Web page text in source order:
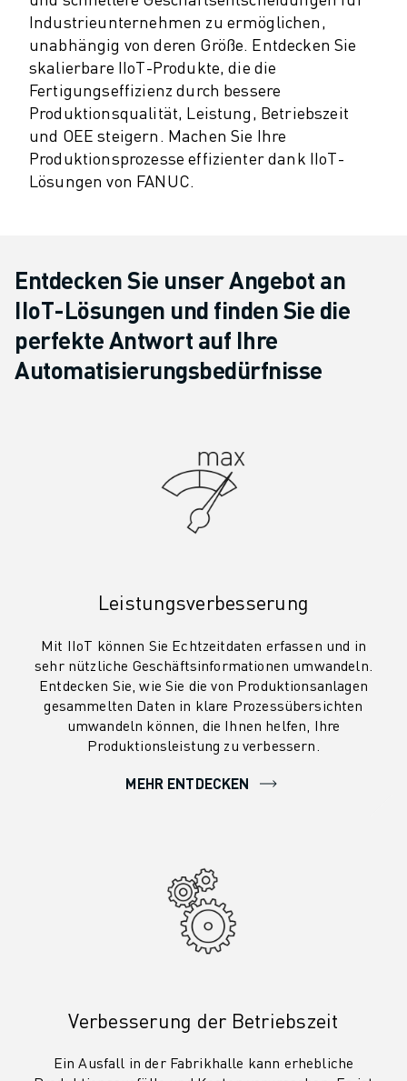
FALLBEISPIELE
LÖSUNGEN
BRANCHEN
ALLE BRANCHEN
LUFT- UND RAUMFAHRT
AUTOMOBIL
ELEKTRISCHE FAHRZEUGE
ELEKTRONIK
LAGERHALTUNG, LOGISTIK, POST & PAKET
APPLIKATIONEN
ALLE APPLIKATIONEN
5-ACHS-BEARBEITUNG
LICHTBOGENSCHWEISSEN
HOCHGESCHWINDIGKEITSBOHREN UND -GEWINDESCHNEIDEN
PUNKTSCHWEISSEN
VISION INSPEKTION
DRAHTERODIERMASCHINE
FALLBEISPIELE
KUNDENDIENST
KUNDENBETREUUNG
DOWNLOAD CENTER » MYFANUC
BRANCHEN-LÖSUNGEN
WORLDSKILLS & YOUNG TALENTS
Industrieunternehmen zu ermöglichen,
unabhängig von deren Größe. Entdecken Sie
skalierbare IIoT-Produkte, die die
Fertigungseffizienz durch bessere
Produktionsqualität, Leistung, Betriebszeit
und OEE steigern. Machen Sie Ihre
Produktionsprozesse effizienter dank IIoT-
Lösungen von FANUC.
Entdecken Sie unser Angebot an
IIoT-Lösungen und finden Sie die
perfekte Antwort auf Ihre
Automatisierungsbedürfnisse
Leistungsverbesserung
Mit IIoT können Sie Echtzeitdaten erfassen und in
sehr nützliche Geschäftsinformationen umwandeln.
Entdecken Sie, wie Sie die von Produktionsanlagen
gesammelten Daten in klare Prozessübersichten
umwandeln können, die Ihnen helfen, Ihre
Produktionsleistung zu verbessern.
MEHR ENTDECKEN
Verbesserung der Betriebszeit
Ein Ausfall in der Fabrikhalle kann erhebliche